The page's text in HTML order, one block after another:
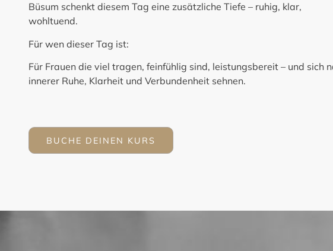
Büsum schenkt diesem Tag eine zusätzliche Tiefe – ruhig, klar,
wohltuend.
Für wen dieser Tag ist:
Für Frauen die viel tragen, feinfühlig sind, leistungsbereit – und sich
innerer Ruhe, Klarheit und Verbundenheit sehnen.
BUCHE DEINEN KURS